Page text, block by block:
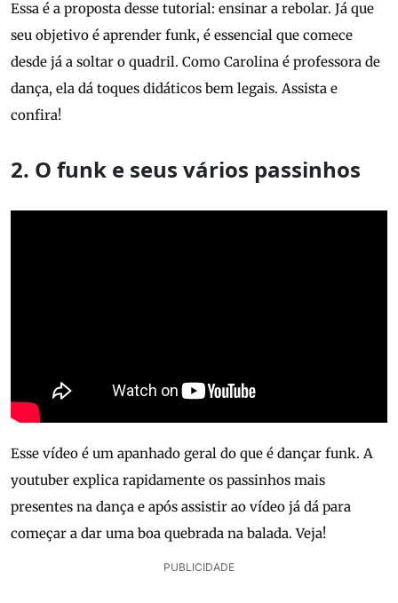
Essa é a proposta desse tutorial: ensinar a rebolar. Já que
seu objetivo é aprender funk, é essencial que comece
desde já a soltar o quadril. Como Carolina é professora de
dança, ela dá toques didáticos bem legais. Assista e
confira!
2. O funk e seus vários passinhos
Esse vídeo é um apanhado geral do que é dançar funk. A
youtuber explica rapidamente os passinhos mais
presentes na dança e após assistir ao vídeo já dá para
começar a dar uma boa quebrada na balada. Veja!
PUBLICIDADE